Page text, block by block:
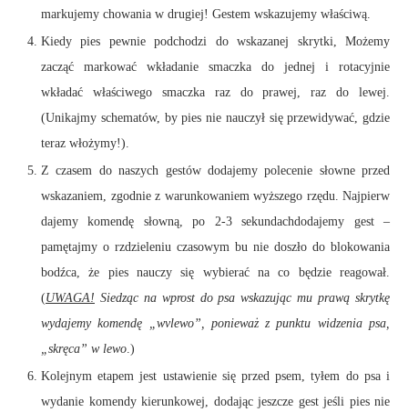
markujemy chowania w drugiej! Gestem wskazujemy właściwą.
Kiedy pies pewnie podchodzi do wskazanej skrytki, Możemy
zacząć markować wkładanie smaczka do jednej i rotacyjnie
wkładać właściwego smaczka raz do prawej, raz do lewej.
(Unikajmy schematów, by pies nie nauczył się przewidywać, gdzie
teraz włożymy!).
Z czasem do naszych gestów dodajemy polecenie słowne przed
wskazaniem, zgodnie z warunkowaniem wyższego rzędu. Najpierw
dajemy komendę słowną, po 2-3 sekundachdodajemy gest –
pamętajmy o rzdzieleniu czasowym bu nie doszło do blokowania
bodźca, że pies nauczy się wybierać na co będzie reagował.
(UWAGA! Siedząc na wprost do psa wskazując mu prawą skrytkę
wydajemy komendę „wvlewo”, ponieważ z punktu widzenia psa,
„skręca” w lewo.)
Kolejnym etapem jest ustawienie się przed psem, tyłem do psa i
wydanie komendy kierunkowej, dodając jeszcze gest jeśli pies nie